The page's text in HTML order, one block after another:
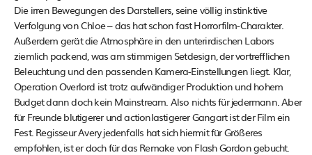
Die irren Bewegungen des Darstellers, seine völlig instinktive
Verfolgung von Chloe – das hat schon fast Horrorfilm-Charakter.
Außerdem gerät die Atmosphäre in den unterirdischen Labors
ziemlich packend, was am stimmigen Setdesign, der vortrefflichen
Beleuchtung und den passenden Kamera-Einstellungen liegt. Klar,
Operation Overlord ist trotz aufwändiger Produktion und hohem
Budget dann doch kein Mainstream. Also nichts für jedermann. Aber
für Freunde blutigerer und actionlastigerer Gangart ist der Film ein
Fest. Regisseur Avery jedenfalls hat sich hiermit für Größeres
empfohlen, ist er doch für das Remake von Flash Gordon gebucht.